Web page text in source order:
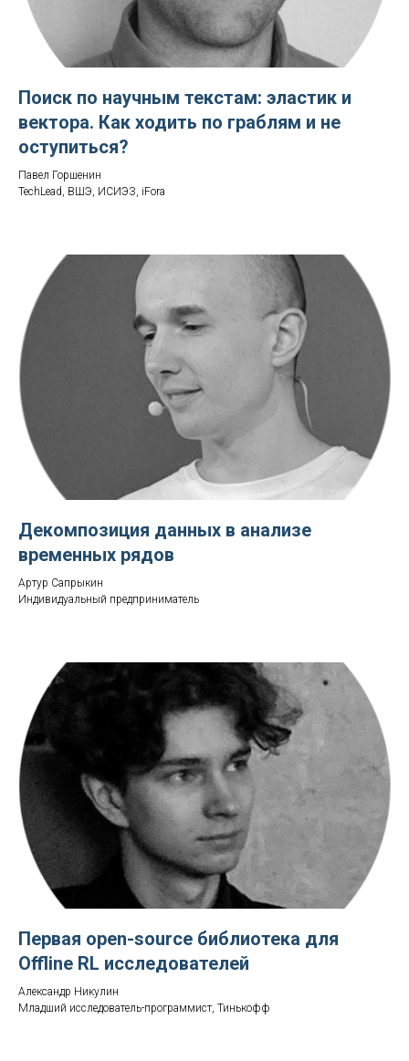
Поиск по научным текстам: эластик и
вектора. Как ходить по граблям и не
оступиться?
Павел Горшенин
TechLead, ВШЭ, ИСИЭЗ, iFora
Декомпозиция данных в анализе
временных рядов
Артур Сапрыкин
Индивидуальный предприниматель
Первая open-source библиотека для
Offline RL исследователей
Александр Никулин
Младший исследователь-программист, Тинькофф